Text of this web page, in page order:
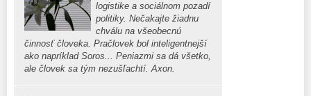
logistike a sociálnom pozadí
politiky. Nečakajte žiadnu
chválu na všeobecnú
činnosť človeka. Pračlovek bol inteligentnejší
ako napríklad Soros... Peniazmi sa dá všetko,
ale človek sa tým nezušľachtí. Axon.